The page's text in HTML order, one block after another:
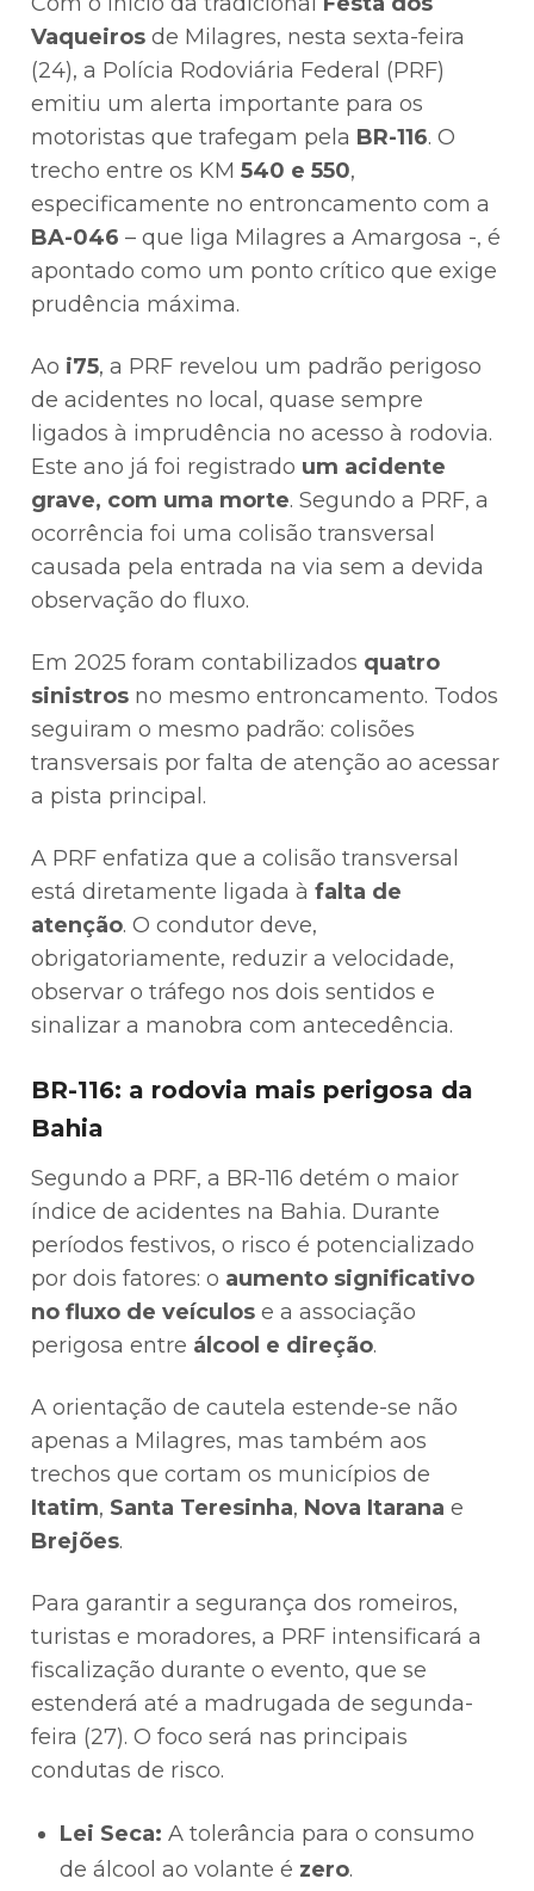
Vaqueiros de Milagres, nesta sexta-feira
(24), a Polícia Rodoviária Federal (PRF)
emitiu um alerta importante para os
motoristas que trafegam pela BR-116. O
trecho entre os KM 540 e 550,
especificamente no entroncamento com a
BA-046 – que liga Milagres a Amargosa -, é
apontado como um ponto crítico que exige
prudência máxima.
Ao i75, a PRF revelou um padrão perigoso
de acidentes no local, quase sempre
ligados à imprudência no acesso à rodovia.
Este ano já foi registrado um acidente
grave, com uma morte. Segundo a PRF, a
ocorrência foi uma colisão transversal
causada pela entrada na via sem a devida
observação do fluxo.
Em 2025 foram contabilizados quatro
sinistros no mesmo entroncamento. Todos
seguiram o mesmo padrão: colisões
transversais por falta de atenção ao acessar
a pista principal.
A PRF enfatiza que a colisão transversal
está diretamente ligada àfalta de
atenção. O condutor deve,
obrigatoriamente, reduzir a velocidade,
observar o tráfego nos dois sentidos e
sinalizar a manobra com antecedência.
BR-116: a rodovia mais perigosa da
Bahia
Segundo a PRF, a BR-116 detém o maior
índice de acidentes na Bahia. Durante
períodos festivos, o risco é potencializado
por dois fatores: o aumento significativo
no fluxo de veículos e a associação
perigosa entre álcool e direção.
A orientação de cautela estende-se não
apenas a Milagres, mas também aos
trechos que cortam os municípios de
Itatim, Santa Teresinha, Nova Itarana e
Brejões.
Para garantir a segurança dos romeiros,
turistas e moradores, a PRF intensificará a
fiscalização durante o evento, que se
estenderá até a madrugada de segunda-
feira (27). O foco será nas principais
condutas de risco.
Lei Seca: A tolerância para o consumo
de álcool ao volante é zero.